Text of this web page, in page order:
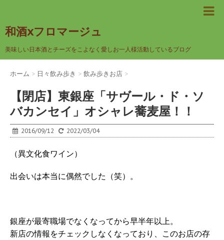
和酒xフロマージュ
美味しい日本酒とチーズをこよなく愛しお一人様活動しているブログ
ホーム > 日々飲み歩き > 飲み歩きお店 >
【閉店】東銀座「サヴール・ド・ソ
バカンセイ」オシャレ蕎麦屋！！
2016/09/12 2022/03/04
（異文化食ワイン）
出会いは本当に偶然でした（笑）。
銀座が最寄職場でなくなってから早半年以上。
新店の情報をチェックしなくなっており、このお店の存